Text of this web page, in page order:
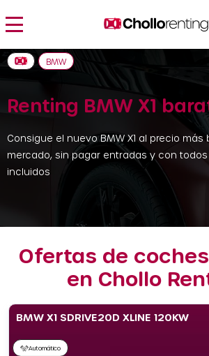
Renting BMW X1
Consigue el nuevo BMW X1 al precio más
mercado, sin pagar entradas y con
incluidos
BMW
Ofertas de coches
en Chollo
BMW X1 SDRIVE20D XLINE 120KW
Automático